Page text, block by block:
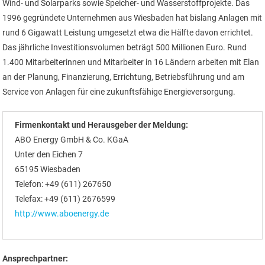
Wind- und Solarparks sowie Speicher- und Wasserstoffprojekte. Das
1996 gegründete Unternehmen aus Wiesbaden hat bislang Anlagen mit
rund 6 Gigawatt Leistung umgesetzt etwa die Hälfte davon errichtet.
Das jährliche Investitionsvolumen beträgt 500 Millionen Euro. Rund
1.400 Mitarbeiterinnen und Mitarbeiter in 16 Ländern arbeiten mit Elan
an der Planung, Finanzierung, Errichtung, Betriebsführung und am
Service von Anlagen für eine zukunftsfähige Energieversorgung.
Firmenkontakt und Herausgeber der Meldung:
ABO Energy GmbH & Co. KGaA
Unter den Eichen 7
65195 Wiesbaden
Telefon: +49 (611) 267650
Telefax: +49 (611) 2676599
http://www.aboenergy.de
Ansprechpartner: